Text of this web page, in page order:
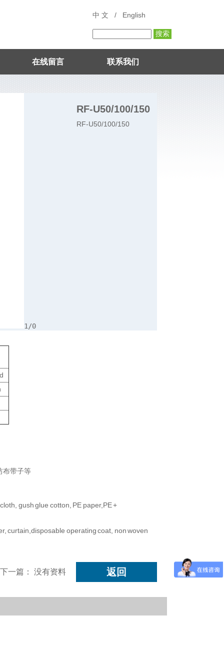
中 文 / English
在线留言 联系我们
1/0
RF-U50/100/150
RF-U50/100/150
布带子等
gush glue cotton, PE paper,PE +
curtain,disposable operating coat, non woven
返回
下一篇：没有资料